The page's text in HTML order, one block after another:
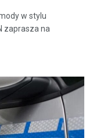
w stylu
zaprasza na